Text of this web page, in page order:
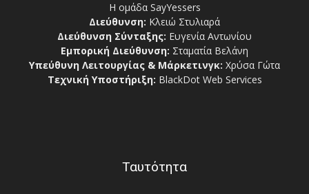
Η ομάδα SayYessers
Διεύθυνση: Κλειώ Στυλιαρά
Διεύθυνση Σύνταξης: Ευγενία Αντωνίου
Εμπορική Διεύθυνση: Σταματία Βελάνη
Υπεύθυνη Λειτουργίας & Μάρκετινγκ: Χρύσα Γώτα
Τεχνική Υποστήριξη: BlackDot Web Services
Ταυτότητα